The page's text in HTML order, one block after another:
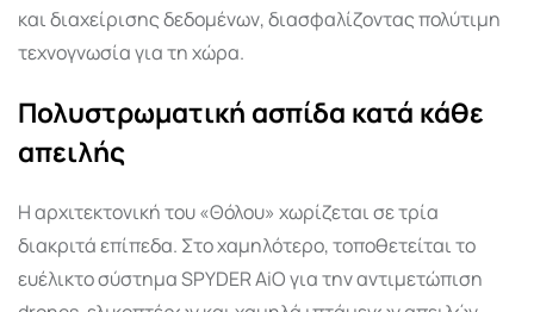
και διαχείρισης δεδομένων, διασφαλίζοντας πολύτιμη
τεχνογνωσία για τη χώρα.
Πολυστρωματική ασπίδα κατά κάθε
απειλής
Η αρχιτεκτονική του «Θόλου» χωρίζεται σε τρία
διακριτά επίπεδα. Στο χαμηλότερο, τοποθετείται το
ευέλικτο σύστημα SPYDER AiO για την αντιμετώπιση